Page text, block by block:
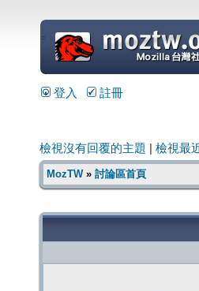
=
登入 註冊
檢視沒有回覆的主題 檢視最
MozTW» 討論區首頁